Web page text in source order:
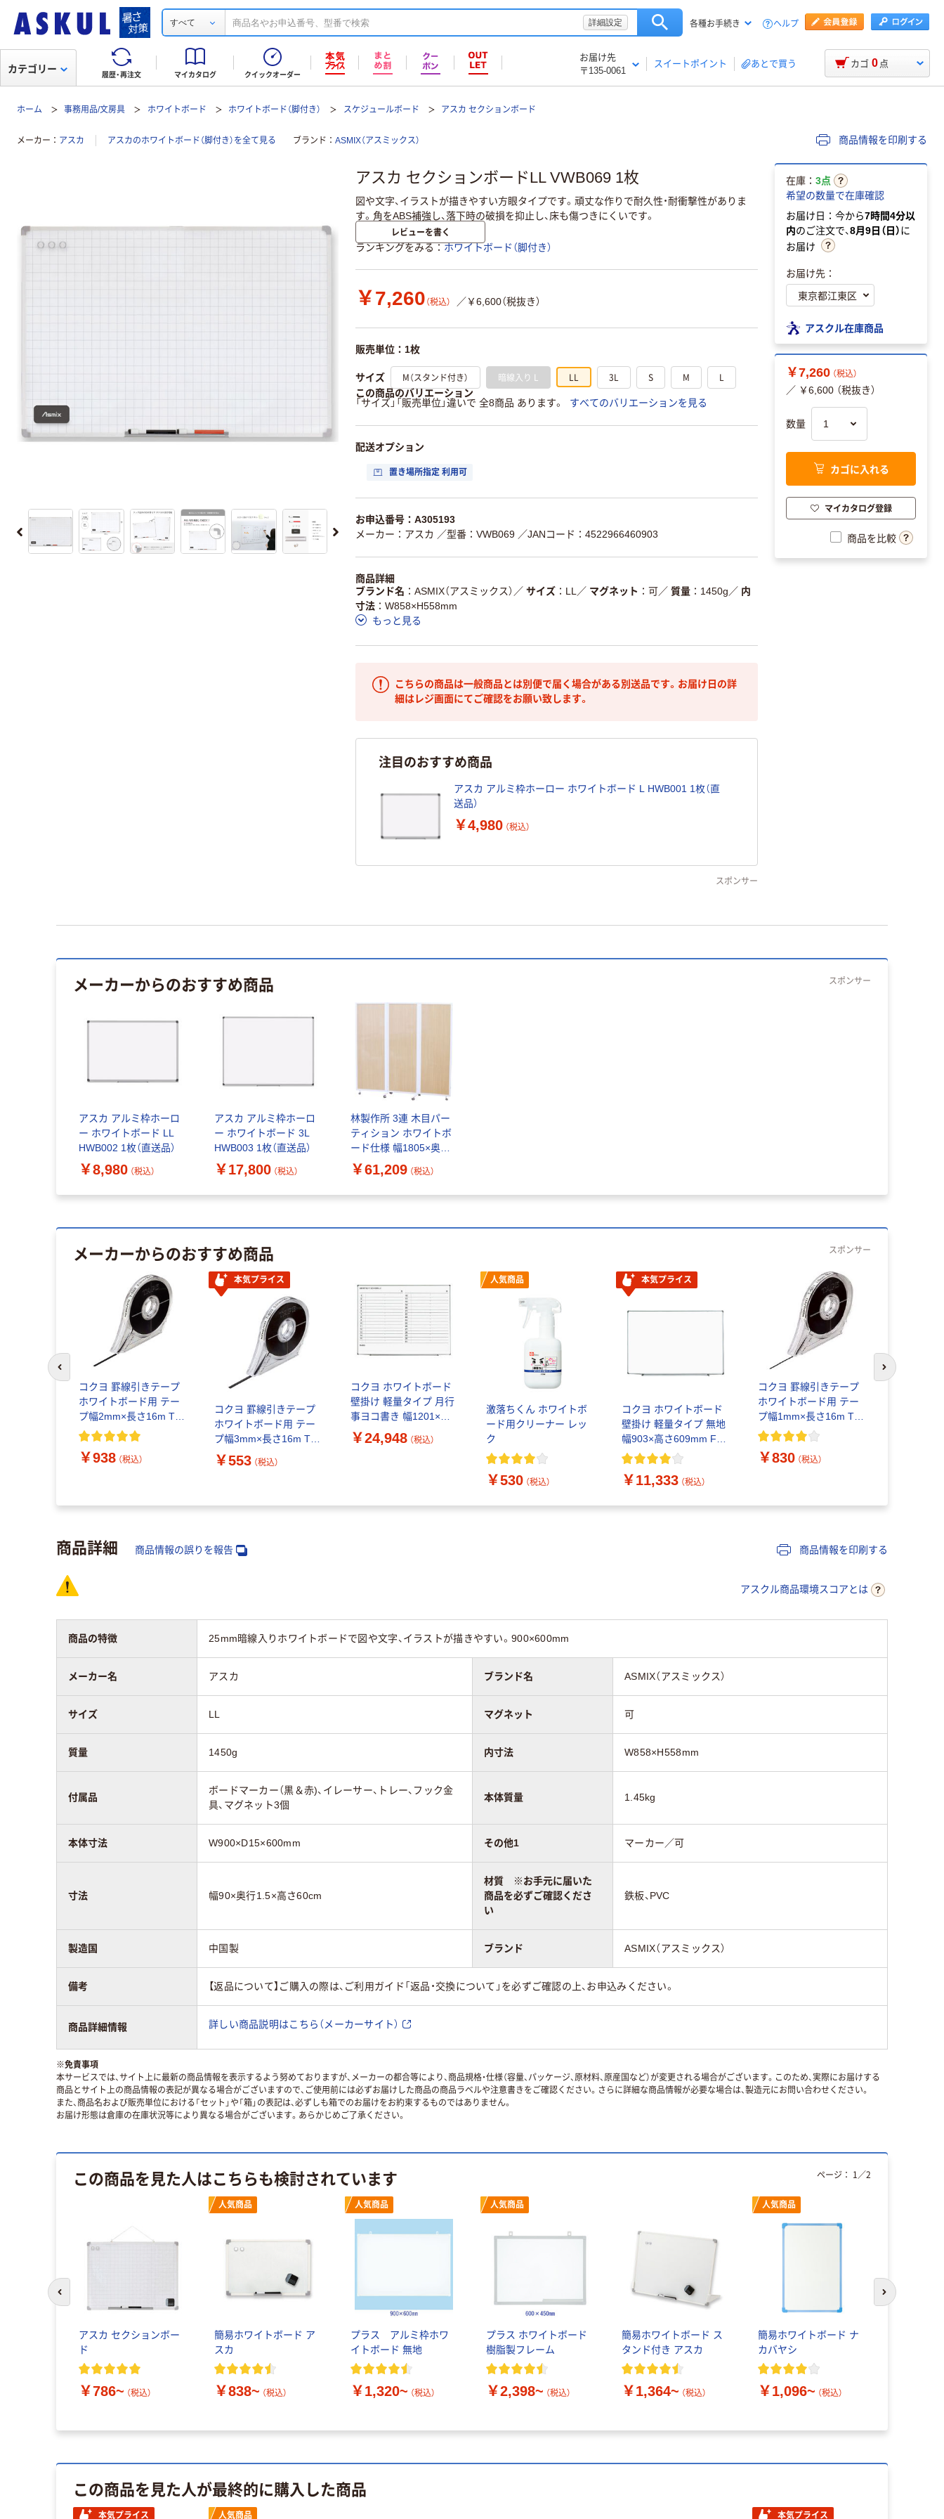
すべて 詳細設定 各種お手続き ヘルプ
履歴・再注文 マイカタログ クイックオーダー
お届け先
〒135-0061
スイートポイント あとで買う
カテゴリー カゴ 0 点
ホーム 事務用品/文房具 ホワイトボード ホワイトボード（脚付き） スケジュールボード アスカ セクションボード
メーカー アスカ アスカのホワイトボード（脚付き）を全て見る ブランド ASMIX（アスミックス） 商品情報を印刷する
アスカ セクションボードLL VWB069 1枚
図や文字、イラストが描きやすい方眼タイプです。頑丈な作りで耐久性・耐衝撃性がありま
す。角をABS補強し、落下時の破損を抑止し、床も傷つきにくいです。
レビューを書く
ランキングをみる ホワイトボード（脚付き）
￥7,260 （税込） ／￥6,600（税抜き）
販売単位：1枚
サイズ M（スタンド付き） 暗線入り L LL 3L S M L
この商品のバリエーション
「サイズ」「販売単位」違いで 全8商品 あります。
すべてのバリエーションを見る
配送オプション
置き場所指定 利用可
お申込番号：A305193
メーカー：アスカ ／型番：VWB069 ／JANコード：4522966460903
商品詳細
ブランド名
ASMIX（アスミックス） ／ サイズ LL ／ マグネット 可／ 質量 1450g ／ 内
寸法
W858×H558mm
もっと見る
こちらの商品は一般商品とは別便で届く場合がある別送品です。お届け日の詳
細はレジ画面にてご確認をお願い致します。
注目のおすすめ商品
アスカ アルミ枠ホーロー ホワイトボード L HWB001 1枚（直
送品）
￥4,980 （税込）
スポンサー
在庫： 3点
希望の数量で在庫確認
お届け日：今から7時間4分以
内のご注文で、8月9日（日）に
お届け
お届け先：
アスクル在庫商品
￥7,260 （税込）
／ ￥6,600 （税抜き）
数量
カゴに入れる
マイカタログ登録
商品を比較
メーカーからのおすすめ商品 スポンサー
アスカ アルミ枠ホーロ
ー ホワイトボード LL
HWB002 1枚（直送品）
￥8,980 （税込）
アスカ アルミ枠ホーロ
ー ホワイトボード 3L
HWB003 1枚（直送品）
￥17,800 （税込）
林製作所 3連 木目パー
ティション ホワイトボ
ード仕様 幅1805×奥行
400×高さ1600mm ナチ
ュラル 木目 YS-F01 1
￥61,209 （税込）
メーカーからのおすすめ商品 スポンサー
コクヨ 罫線引きテープ
ホワイトボード用 テー
プ幅2mm×長さ16m T-
502 1個
￥938 （税込）
本気プライス
コクヨ 罫線引きテープ
ホワイトボード用 テー
プ幅3mm×長さ16m T-
503 1個
￥553 （税込）
コクヨ ホワイトボード
壁掛け 軽量タイプ 月行
事ヨコ書き 幅1201×高
さ906mm FB-SL34MW
1枚
￥24,948 （税込）
人気商品
激落ちくん ホワイトボ
ード用クリーナー レッ
ク
￥530 （税込）
本気プライス
コクヨ ホワイトボード
壁掛け 軽量タイプ 無地
幅903×高さ609mm FB-
SL23W 1枚
￥11,333 （税込）
コクヨ 罫線引きテープ
ホワイトボード用 テー
プ幅1mm×長さ16m T-
501 1個
￥830 （税込）
次のスライド
商品詳細 商品情報の誤りを報告 商品情報を印刷する
アスクル商品環境スコアとは
商品の特徴 25mm暗線入りホワイトボードで図や文字、イラストが描きやすい。900×600mm
メーカー名 アスカ ブランド名 ASMIX（アスミックス）
サイズ LL マグネット 可
質量 1450g 内寸法 W858×H558mm
付属品
ボードマーカー（黒＆赤)、イレーサー、トレー、フック金
具、マグネット3個
本体質量 1.45kg
本体寸法 W900×D15×600mm その他1 マーカー／可
寸法 幅90×奥行1.5×高さ60cm
材質 ※お手元に届いた
商品を必ずご確認くださ
い
鉄板、PVC
製造国 中国製 ブランド ASMIX（アスミックス）
備考 【返品について】ご購入の際は、ご利用ガイド「返品・交換について」を必ずご確認の上、お申込みください。
商品詳細情報 詳しい商品説明はこちら（メーカーサイト）
※免責事項
本サービスでは、サイト上に最新の商品情報を表示するよう努めておりますが、メーカーの都合等により、商品規格・仕様（容量、パッケージ、原材料、原産国など）が変更される場合がございます。このため、実際にお届けする
商品とサイト上の商品情報の表記が異なる場合がございますので、ご使用前には必ずお届けした商品の商品ラベルや注意書きをご確認ください。さらに詳細な商品情報が必要な場合は、製造元にお問い合わせください。
また、商品名および販売単位における「セット」や「箱」の表記は、必ずしも箱でのお届けをお約束するものではありません。
お届け形態は倉庫の在庫状況等により異なる場合がございます。あらかじめご了承ください。
この商品を見た人はこちらも検討されています
アスカ セクションボー
ド
￥786~ （税込）
人気商品
簡易ホワイトボード ア
スカ
￥838~ （税込）
人気商品
プラス アルミ枠ホワ
イトボード 無地
￥1,320~ （税込）
人気商品
プラス ホワイトボード
樹脂製フレーム
￥2,398~ （税込）
簡易ホワイトボード ス
タンド付き アスカ
￥1,364~ （税込）
人気商品
簡易ホワイトボード ナ
カバヤシ
￥1,096~ （税込）
ページ： 1 ／2
次のスライド
この商品を見た人が最終的に購入した商品
本気プライス 人気商品 本気プライス